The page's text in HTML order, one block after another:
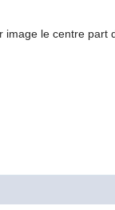
image le centre